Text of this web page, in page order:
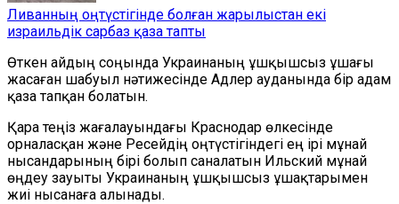
Ливанның оңтүстігінде болған жарылыстан екі
израильдік сарбаз қаза тапты
Өткен айдың соңында Украинаның ұшқышсыз ұшағы
жасаған шабуыл нәтижесінде Адлер ауданында бір адам
қаза тапқан болатын.
Қара теңіз жағалауындағы Краснодар өлкесінде
орналасқан және Ресейдің оңтүстігіндегі ең ірі мұнай
нысандарының бірі болып саналатын Ильский мұнай
өңдеу зауыты Украинаның ұшқышсыз ұшақтарымен
жиі нысанаға алынады.